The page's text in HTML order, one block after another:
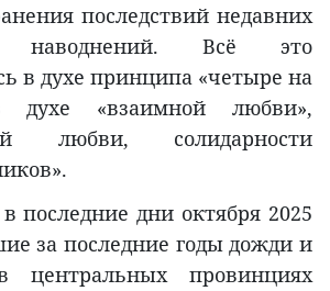
последствий недавних
Всё это
в духе принципа «четыре на
«взаимной любви»,
любви, солидарности
последние дни октября 2025
за последние годы дожди и
центральных провинциях